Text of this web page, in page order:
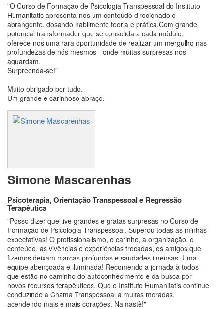
"O Curso de Formação de Psicologia Transpessoal do Instituto
Humanitatis apresenta-nos um conteúdo direcionado e
abrangente, dosando habilmente teoria e prática.Com grande
potencial transformador que se consolida a cada módulo,
oferece-nos uma rara oportunidade de realizar um mergulho nas
profundezas de nós mesmos - onde muitas surpresas nos
aguardam.
Surpreenda-se!"
Muito obrigado por tudo.
Um grande e carinhoso abraço.
Simone Mascarenhas
Psicoterapia, Orientação Transpessoal e Regressão
Terapêutica
"Posso dizer que tive grandes e gratas surpresas no Curso de
Formação de Psicologia Transpessoal. Superou todas as minhas
expectativas! O profissionalismo, o carinho, a organização, o
conteúdo, as vivências e experiências trocadas, os amigos que
fizemos deixam marcas profundas e saudades imensas. Uma
equipe abençoada e iluminada! Recomendo a jornada à todos
que estão no caminho do autoconhecimento e da busca por
novos recursos terapêuticos. Que o Instituto Humanitatis continue
conduzindo a Chama Transpessoal a muitas moradas,
acendendo mais e mais corações. Namastê!"